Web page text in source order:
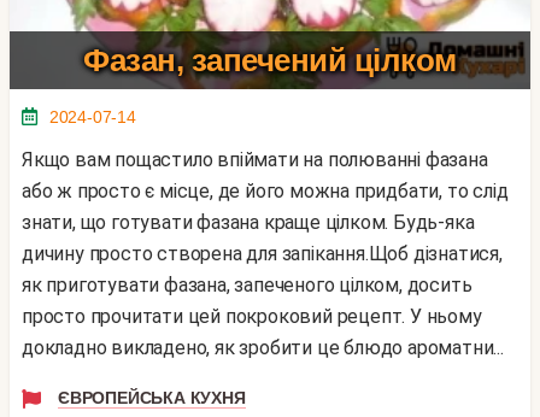
Фазан, запечений цілком
2024-07-14
Якщо вам пощастило впіймати на полюванні фазана
або ж просто є місце, де його можна придбати, то слід
знати, що готувати фазана краще цілком. Будь-яка
дичину просто створена для запікання.Щоб дізнатися,
як приготувати фазана, запеченого цілком, досить
просто прочитати цей покроковий рецепт. У ньому
докладно викладено, як зробити це блюдо ароматни...
ЄВРОПЕЙСЬКА КУХНЯ